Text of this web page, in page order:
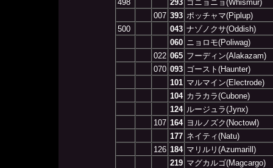
498
293 ゴニョニョ(Whismur)
007 393 ポッチャマ(Piplup)
500
043 ナゾノクサ(Oddish)
060 ニョロモ(Poliwag)
022 065 フーディン(Alakazam)
070 093 ゴースト(Haunter)
101 マルマイン(Electrode)
104 カラカラ(Cubone)
124 ルージュラ(Jynx)
107 164 ヨルノズク(Noctowl)
177 ネイティ(Natu)
126 184 マリルリ(Azumarill)
219 マグカルゴ(Magcargo)